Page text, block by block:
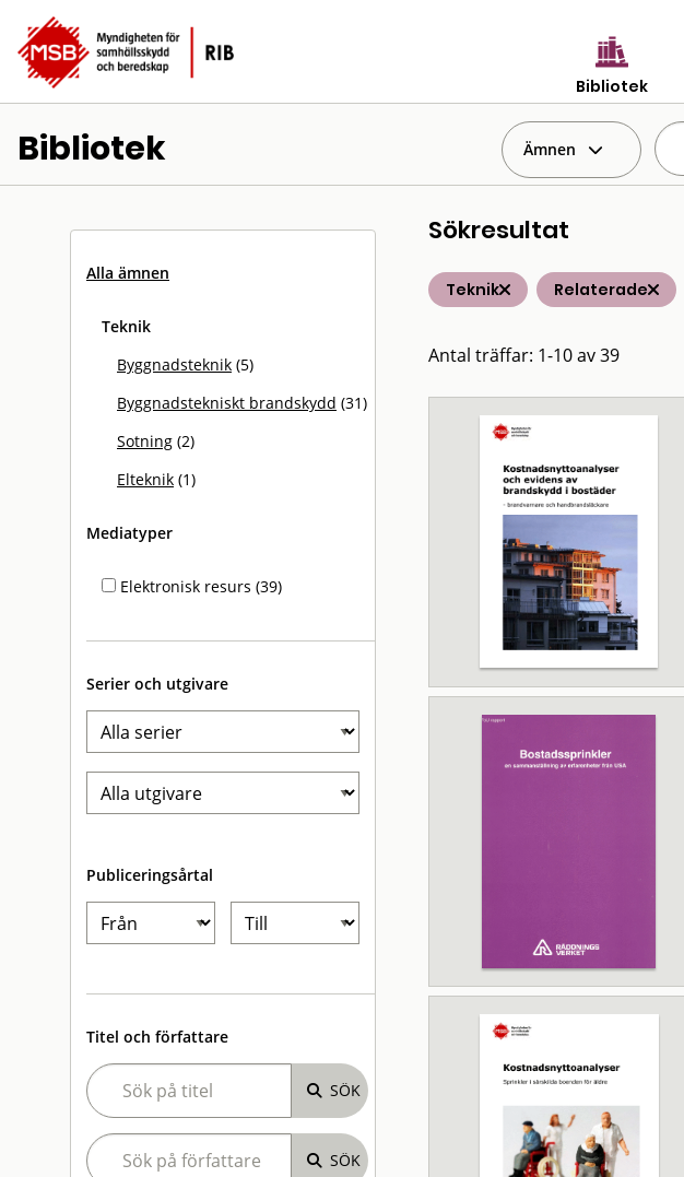
Bibliotek
Bibliotek Ämnen
Alla ämnen
Teknik
Byggnadsteknik (5)
Byggnadstekniskt brandskydd (31)
Sotning (2)
Elteknik (1)
Mediatyper
Elektronisk resurs (39)
Serier och utgivare
Publiceringsårtal
Titel och författare
Sökresultat
Teknik Relaterade
Antal träffar: 1-10 av 39